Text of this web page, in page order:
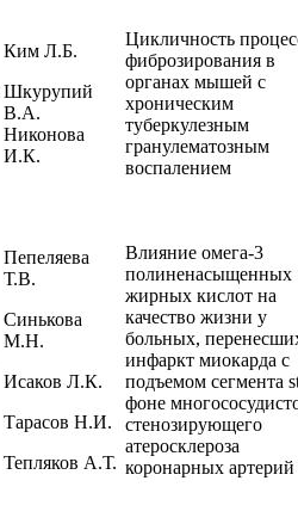
Ким Л.Б.
Шкурупий
В.А.
Никонова
И.К.
Цикличность
фиброзирования в
органах мышей с
хроническим
туберкулезным
гранулематозным
воспалением
Пепеляева
Т.В.
Синькова
М.Н.
Исаков Л.К.
Тарасов Н.И.
Тепляков А.Т.
Влияние омега-3
полиненасыщенных
жирных кислот на
качество жизни у
больных,
инфаркт миокарда с
подъемом сегмента
фоне
стенозирующего
атеросклероза
коронарных артерий